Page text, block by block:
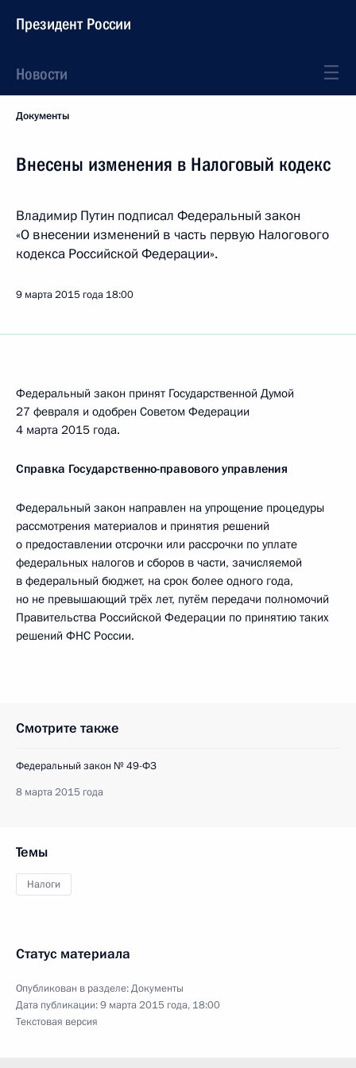
Президент России
Новости
Документы
Внесены изменения в Налоговый кодекс
Владимир Путин подписал Федеральный закон
«О внесении изменений в часть первую Налогового
кодекса Российской Федерации».
9 марта 2015 года 18:00
Федеральный закон принят Государственной Думой
27 февраля и одобрен Советом Федерации
4 марта 2015 года.
Справка Государственно-правового управления
Федеральный закон направлен на упрощение процедуры
рассмотрения материалов и принятия решений
о предоставлении отсрочки или рассрочки по уплате
федеральных налогов и сборов в части, зачисляемой
в федеральный бюджет, на срок более одного года,
но не превышающий трёх лет, путём передачи полномочий
Правительства Российской Федерации по принятию таких
решений ФНС России.
Смотрите также
Федеральный закон № 49-ФЗ
8 марта 2015 года
Темы
Налоги
Статус материала
Опубликован в разделе:Документы
Дата публикации:9 марта 2015 года, 18:00
Текстовая версия